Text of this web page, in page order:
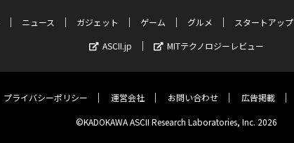
ニュース ガジェット ゲーム グルメ スタートアップ
ASCII.jp
MITテクノロジーレビュー
プライバシーポリシー 運営会社 お問い合わせ 広告掲載
©KADOKAWA ASCII Research Laboratories, Inc. 2026